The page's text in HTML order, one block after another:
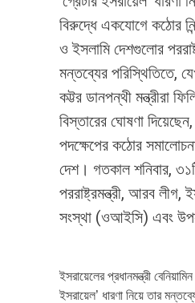
বিরুদ্ধে একযোগে কঠোর
ও ইসলামি দেশগুলোর
মন্তব্যের পরিস্থিতিতে,
কট্টর ডানপন্থী মন্ত্রীরা
বিস্তারের ঘোষণা
পদক্ষেপের কঠোর
দেশ। গতকাল শনিবার,
পররাষ্ট্রমন্ত্রী, আরব লীগ,
সংস্থা (ওআইসি) এবং
ইসরায়েলের প্রধানমন্ত্রী
ইসরায়েল’ ধারণা নিয়ে তার